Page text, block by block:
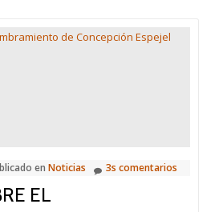
en Noticias 3s comentarios
EL